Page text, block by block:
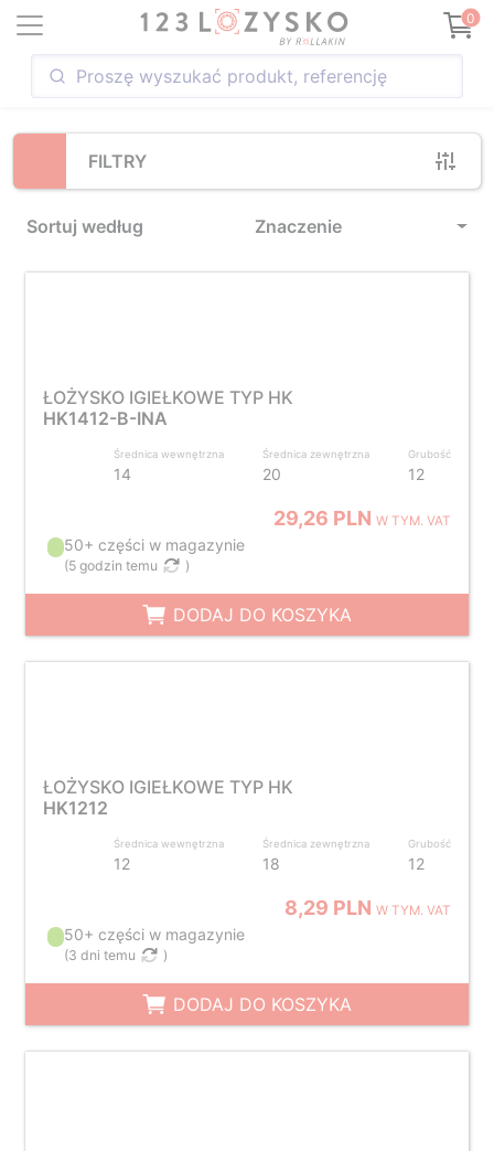
0
FILTRY
Sortuj według Znaczenie
Loading...
ŁOŻYSKO IGIEŁKOWE TYP HK
HK1412-B-INA
Średnica wewnętrzna
14
Średnica zewnętrzna
20
Grubość
12
29,26 PLNW TYM. VAT
50+ części w magazynie
(5 godzin temu )
DODAJ DO KOSZYKA
ŁOŻYSKO IGIEŁKOWE TYP HK
HK1212
Średnica wewnętrzna
12
Średnica zewnętrzna
18
Grubość
12
8,29 PLNW TYM. VAT
50+ części w magazynie
(3 dni temu )
DODAJ DO KOSZYKA